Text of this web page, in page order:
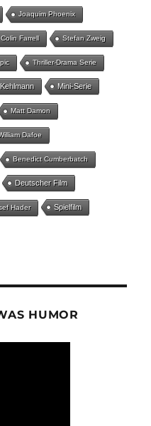
Joaquim Phoenix
Colin Farrell Stefan Zweig
Thriller-Drama Serie
Mini-Serie
Matt Damon
Dafoe
Benedict Cumberbatch
Deutscher Film
Hader Spielfilm
HUMOR